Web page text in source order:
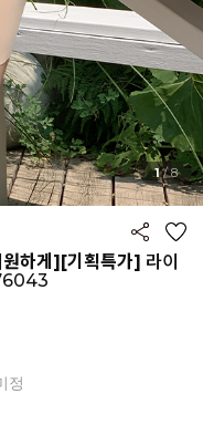
1/8
하게][기획특가] 라이
정